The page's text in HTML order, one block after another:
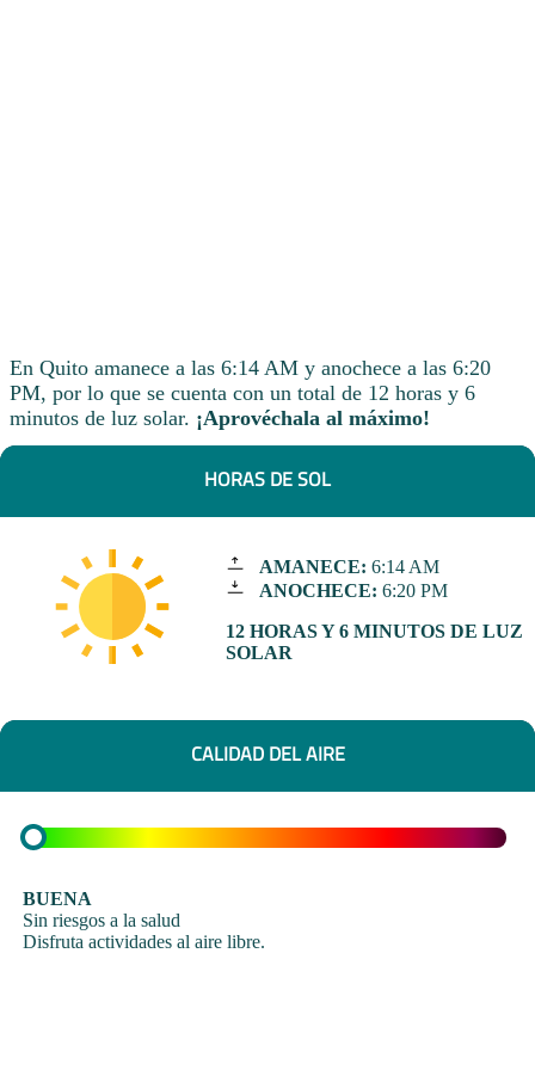
En Quito amanece a las 6:14 AM y anochece a las 6:20
PM, por lo que se cuenta con un total de 12 horas y 6
minutos de luz solar. ¡Aprovéchala al máximo!
HORAS DE SOL
AMANECE: 6:14 AM
ANOCHECE: 6:20 PM
12 HORAS Y 6 MINUTOS DE LUZ
SOLAR
CALIDAD DEL AIRE
BUENA
Sin riesgos a la salud
Disfruta actividades al aire libre.